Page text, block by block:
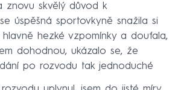
znovu skvělý důvod k
úspěšná sportovkyně snažila si
hezké vzpomínky a doufala,
dohodnou, ukázalo se, že
po rozvodu tak jednoduché